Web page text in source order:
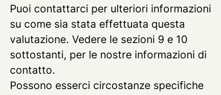
Puoi contattarci per ulteriori informazioni
su come sia stata effettuata questa
valutazione. Vedere le sezioni 9 e 10
sottostanti, per le nostre informazioni di
contatto.
Possono esserci circostanze specifiche